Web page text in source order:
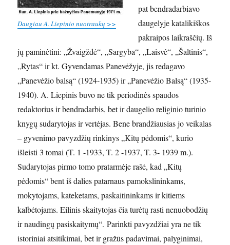
Daugiau A. Liepinio nuotraukų >>
pat bendradarbiavo
daugelyje katalikiškos
pakraipos laikraščių. Iš
jų paminėtini: „Žvaigždė“, „Sargyba“, „Laisvė“, „Šaltinis“,
„Rytas“ ir kt. Gyvendamas Panevėžyje, jis redagavo
„Panevėžio balsą“ (1924-1935) ir „Panevėžio Balsą“ (1935-
1940). A. Liepinis buvo ne tik periodinės spaudos
redaktorius ir bendradarbis, bet ir daugelio religinio turinio
knygų sudarytojas ir vertėjas. Bene brandžiausias jo veikalas
– gyvenimo pavyzdžių rinkinys „Kitų pėdomis“, kurio
išleisti 3 tomai (T. 1 -1933, T. 2 -1937, T. 3- 1939 m.).
Sudarytojas pirmo tomo pratarmėje rašė, kad „Kitų
pėdomis“ bent iš dalies patarnaus pamokslininkams,
mokytojams, kateketams, paskaitininkams ir kitiems
kalbėtojams. Eilinis skaitytojas čia turėtų rasti nenuobodžių
ir naudingų pasiskaitymų“. Parinkti pavyzdžiai yra ne tik
istoriniai atsitikimai, bet ir gražūs padavimai, palyginimai,